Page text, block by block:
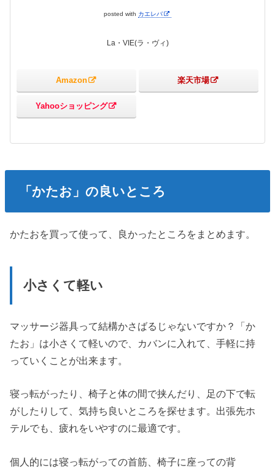
posted with カエレバ
La・VIE(ラ・ヴィ)
Amazon 楽天市場
Yahooショッピング
「かたお」の良いところ
かたおを買って使って、良かったところをまとめます。
小さくて軽い
マッサージ器具って結構かさばるじゃないですか？「か
たお」は小さくて軽いので、カバンに入れて、手軽に持
っていくことが出来ます。
寝っ転がったり、椅子と体の間で挟んだり、足の下で転
がしたりして、気持ち良いところを探せます。出張先ホ
テルでも、疲れをいやすのに最適です。
個人的には寝っ転がっての首筋、椅子に座っての背